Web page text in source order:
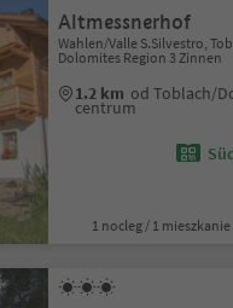
Altmessnerhof
Wahlen/Valle S.Silvestro,
Dolomites Region 3 Zinnen
1.2 km od Toblach/
centrum
1 nocleg / 1